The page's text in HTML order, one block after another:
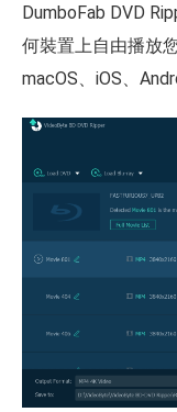
DumboFab DVD
何裝置上自由播放
macOS、iOS、